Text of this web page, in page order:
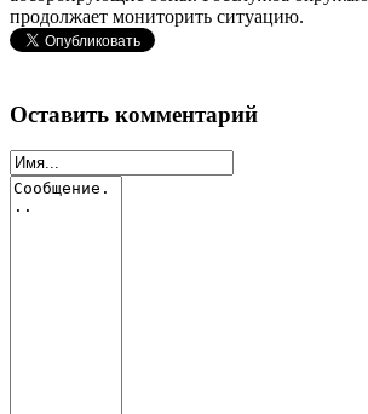
продолжает мониторить ситуацию.
Оставить комментарий